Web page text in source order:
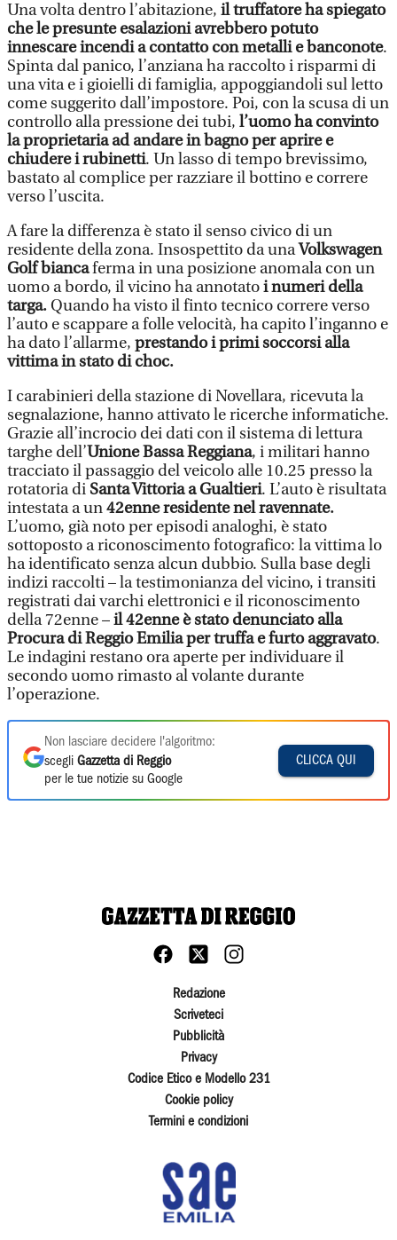
Una volta dentro l’abitazione, il truffatore ha spiegato
che le presunte esalazioni avrebbero potuto
innescare incendi a contatto con metalli e banconote.
Spinta dal panico, l’anziana ha raccolto i risparmi di
una vita e i gioielli di famiglia, appoggiandoli sul letto
come suggerito dall’impostore. Poi, con la scusa di un
controllo alla pressione dei tubi, l’uomo ha convinto
la proprietaria ad andare in bagno per aprire e
chiudere i rubinetti. Un lasso di tempo brevissimo,
bastato al complice per razziare il bottino e correre
verso l’uscita.
A fare la differenza è stato il senso civico di un
residente della zona. Insospettito da unaVolkswagen
Golf biancaferma in una posizione anomala con un
uomo a bordo, il vicino ha annotatoi numeri della
targa. Quando ha visto il finto tecnico correre verso
l’auto e scappare a folle velocità, ha capito l’inganno e
ha dato l’allarme, prestando i primi soccorsi alla
vittima in stato di choc.
I carabinieri della stazione di Novellara, ricevuta la
segnalazione, hanno attivato le ricerche informatiche.
Grazie all’incrocio dei dati con il sistema di lettura
targhe dell’Unione Bassa Reggiana, i militari hanno
tracciato il passaggio del veicolo alle 10.25 presso la
rotatoria di Santa Vittoria a Gualtieri. L’auto è risultata
intestata a un42enne residente nel ravennate.
L’uomo, già noto per episodi analoghi, è stato
sottoposto a riconoscimento fotografico: la vittima lo
ha identificato senza alcun dubbio. Sulla base degli
indizi raccolti – la testimonianza del vicino, i transiti
registrati dai varchi elettronici e il riconoscimento
della 72enne –il 42enne è stato denunciato alla
Procura di Reggio Emilia per truffa e furto aggravato.
Le indagini restano ora aperte per individuare il
secondo uomo rimasto al volante durante
l’operazione.
Non lasciare decidere l'algoritmo:
scegli Gazzetta di Reggio
per le tue notizie su Google
CLICCA QUI
Redazione
Scriveteci
Pubblicità
Privacy
Codice Etico e Modello 231
Cookie policy
Termini e condizioni